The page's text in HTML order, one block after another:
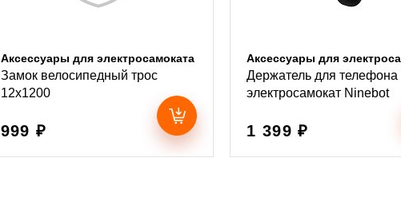
Аксессуары для электросамоката
Замок велосипедный трос
12х1200
999 ₽
Аксессуары для
Держатель для телефона
электросамокат Ninebot
1 399 ₽